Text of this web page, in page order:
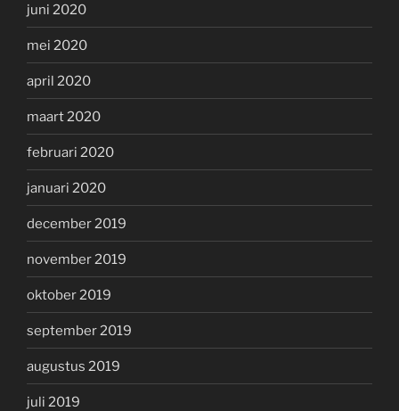
juni 2020
mei 2020
april 2020
maart 2020
februari 2020
januari 2020
december 2019
november 2019
oktober 2019
september 2019
augustus 2019
juli 2019